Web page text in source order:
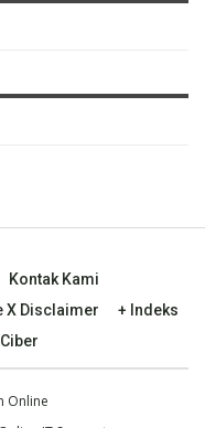
Kontak Kami
X Disclaimer
+ Indeks
Online